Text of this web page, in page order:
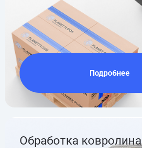
Подробнее
Обработка ковролина